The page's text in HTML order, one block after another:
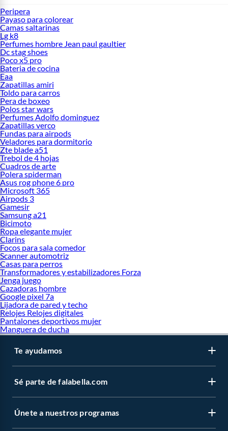
Peripera
Payaso para colorear
Camas saltarinas
Lg k8
Perfumes hombre Jean paul gaultier
Dc stag shoes
Poco x5 pro
Bateria de cocina
Eaa
Zapatillas amiri
Toldo para carros
Pera de boxeo
Polos star wars
Perfumes Adolfo dominguez
Zapatillas verco
Fundas para airpods
Veladores para dormitorio
Zte blade a51
Trebol de 4 hojas
Cuadros de arte
Polera spiderman
Asus rog phone 6 pro
Microsoft 365
Airpods 3
Gamesir
Samsung a21
Bicimoto
Ropa elegante mujer
Clarins
Focos para sala comedor
Scanner automotriz
Casas para perros
Transformadores y estabilizadores Forza
Jenga juego
Cazadoras hombre
Google pixel 7a
Lijadora de pared y techo
Relojes Relojes digitales
Pantalones deportivos mujer
Manguera de ducha
Te ayudamos
Sé parte de falabella.com
Únete a nuestros programas